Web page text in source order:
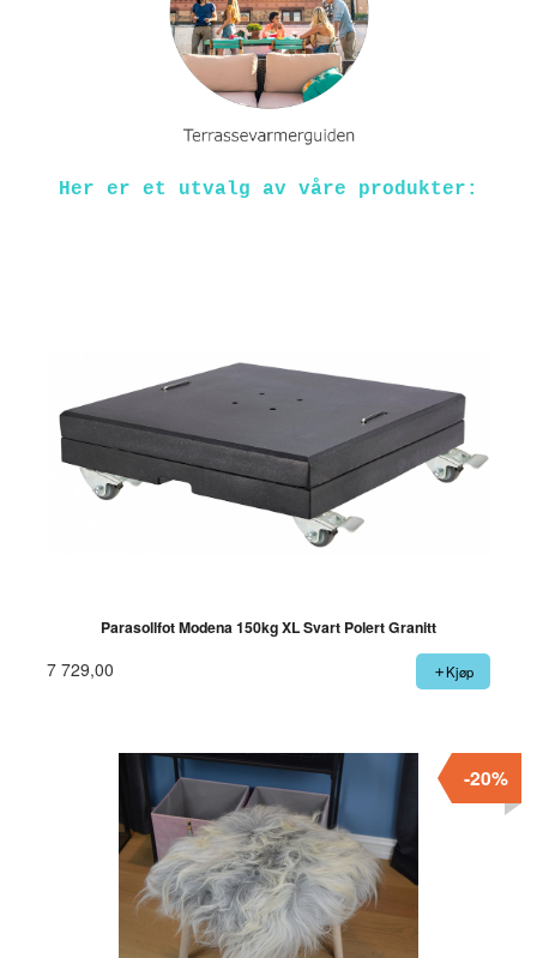
Her er et utvalg av våre produkter:
Parasollfot Modena 150kg XL Svart Polert Granitt
7 729,00 Kjøp
-20%